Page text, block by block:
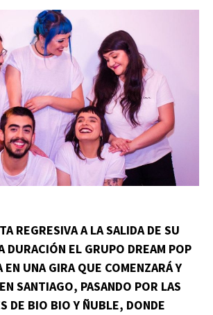
REGRESIVA A LA SALIDA DE SU
DURACIÓN EL GRUPO DREAM POP
EN UNA GIRA QUE COMENZARÁ Y
SANTIAGO, PASANDO POR LAS
DE BIO BIO Y ÑUBLE, DONDE